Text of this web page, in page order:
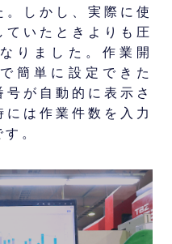
しかし、実際に使
ていたときよりも圧
りました。作業開
簡単に設定できた
が自動的に表示さ
は作業件数を入力
。